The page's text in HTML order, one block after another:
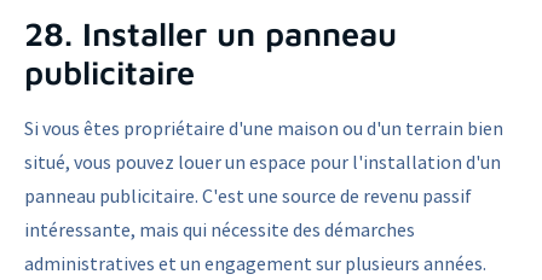
28. Installer un panneau
publicitaire
Si vous êtes propriétaire d'une maison ou d'un terrain bien
situé, vous pouvez louer un espace pour l'installation d'un
panneau publicitaire. C'est une source de revenu passif
intéressante, mais qui nécessite des démarches
administratives et un engagement sur plusieurs années.